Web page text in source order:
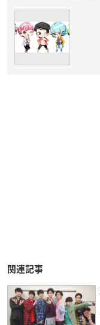
関連記事